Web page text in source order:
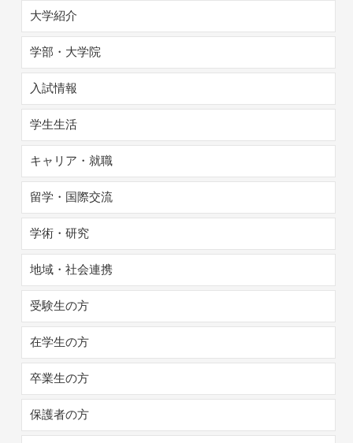
大学紹介
学部・大学院
入試情報
学生生活
キャリア・就職
留学・国際交流
学術・研究
地域・社会連携
受験生の方
在学生の方
卒業生の方
保護者の方